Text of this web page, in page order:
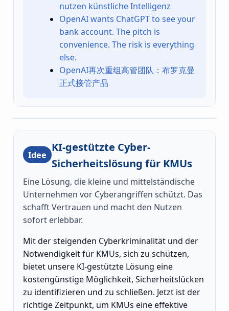
nutzen künstliche Intelligenz
OpenAI wants ChatGPT to see your
bank account. The pitch is
convenience. The risk is everything
else.
OpenAI再次重组高管团队：布罗克曼
正式接管产品
Idee
KI-gestützte Cyber-
Sicherheitslösung für KMUs
Eine Lösung, die kleine und mittelständische
Unternehmen vor Cyberangriffen schützt. Das
schafft Vertrauen und macht den Nutzen
sofort erlebbar.
Mit der steigenden Cyberkriminalität und der
Notwendigkeit für KMUs, sich zu schützen,
bietet unsere KI-gestützte Lösung eine
kostengünstige Möglichkeit, Sicherheitslücken
zu identifizieren und zu schließen. Jetzt ist der
richtige Zeitpunkt, um KMUs eine effektive